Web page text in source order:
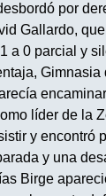
por
Gallardo,
a 0 parcial y
Gimnasia
líder de la
y encontró
y una
Birge